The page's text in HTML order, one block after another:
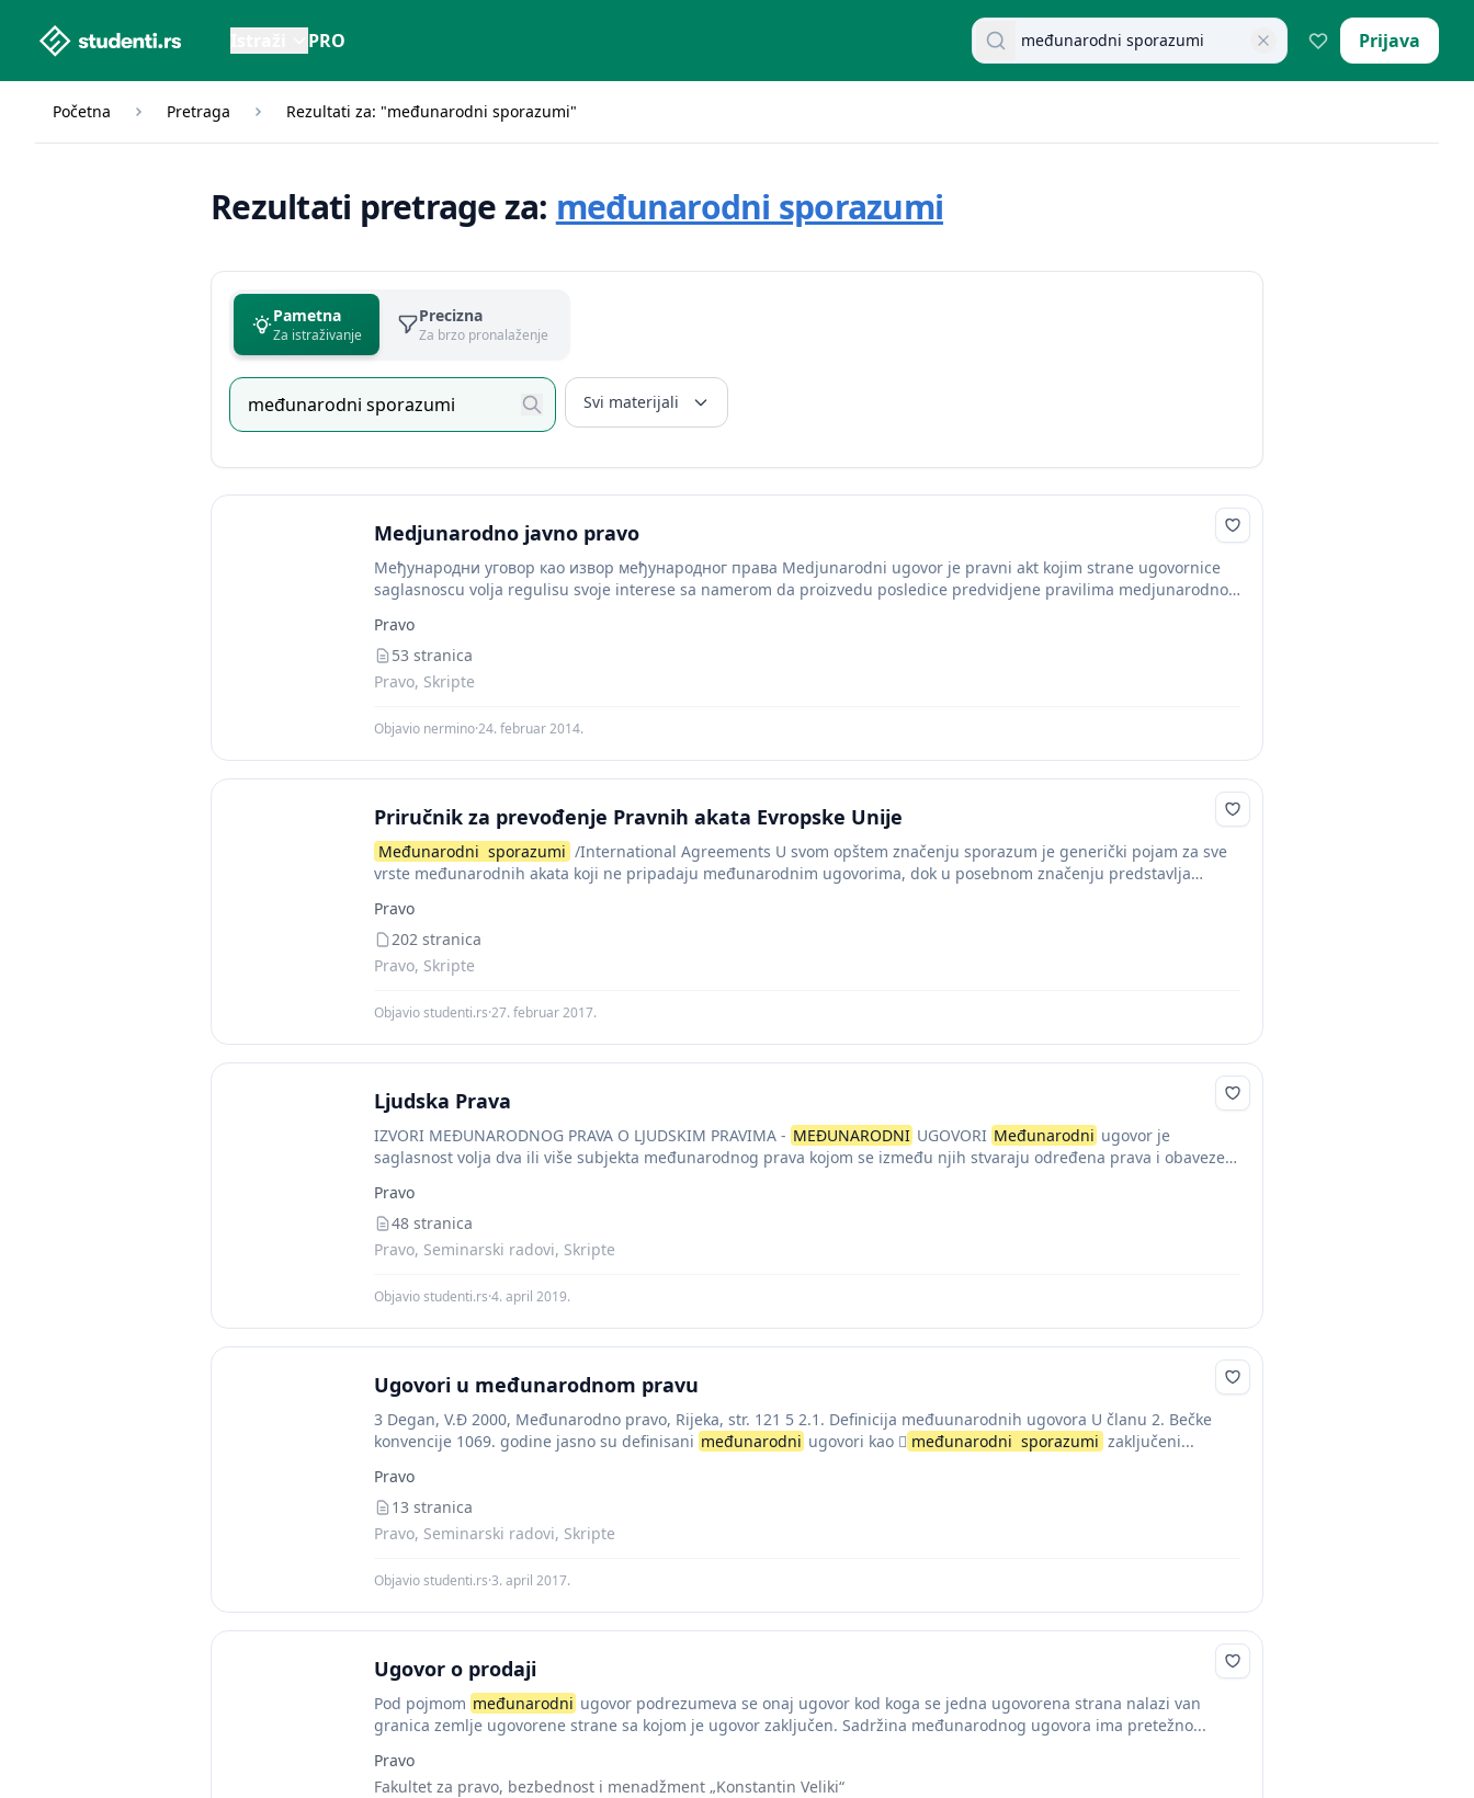
studenti.rs home page PRO Pretraži dokumente Prijava
Početna Pretraga Rezultati za: "međunarodni sporazumi"
Rezultati pretrage za: međunarodni sporazumi
Pametna
Za istraživanje
Precizna
Za brzo pronalaženje
Svi materijali
Medjunarodno javno pravo
Међународни уговор као извор међународног права Medjunarodni ugovor je pravni akt kojim strane ugovornice
saglasnoscu volja regulisu svoje interese sa namerom da proizvedu posledice predvidjene pravilima medjunarodnog
Pravo
53 stranica
Pravo, Skripte
Objavio nermino·24. februar 2014.
Priručnik za prevođenje Pravnih akata Evropske Unije
Međunarodni sporazumi /International Agreements U svom opštem značenju sporazum je generički pojam za sve
vrste međunarodnih akata koji ne pripadaju međunarodnim ugovorima, dok u posebnom značenju predstavlja
Pravo
202 stranica
Pravo, Skripte
Objavio studenti.rs·27. februar 2017.
Ljudska Prava
IZVORI MEĐUNARODNOG PRAVA O LJUDSKIM PRAVIMA - MEĐUNARODNI UGOVORI Međunarodni ugovor je
saglasnost volja dva ili više subjekta međunarodnog prava kojom se između njih stvaraju određena prava i obaveze.
Pravo
48 stranica
Pravo, Seminarski radovi, Skripte
Objavio studenti.rs·4. april 2019.
Ugovori u međunarodnom pravu
3 Degan, V.Đ 2000, Međunarodno pravo, Rijeka, str. 121 5 2.1. Definicija međuunarodnih ugovora U članu 2. Bečke
konvencije 1069. godine jasno su definisani međunarodni ugovori kao  međunarodni sporazumi zaključeni...
Pravo
13 stranica
Pravo, Seminarski radovi, Skripte
Objavio studenti.rs·3. april 2017.
Ugovor o prodaji
Pod pojmom međunarodni ugovor podrezumeva se onaj ugovor kod koga se jedna ugovorena strana nalazi van
granica zemlje ugovorene strane sa kojom je ugovor zaključen. Sadržina međunarodnog ugovora ima pretežno...
Pravo
Fakultet za pravo, bezbednost i menadžment „Konstantin Veliki“